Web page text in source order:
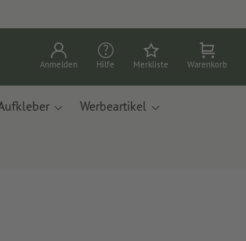
Anmelden Hilfe Merkliste Warenkorb
Werbeartikel